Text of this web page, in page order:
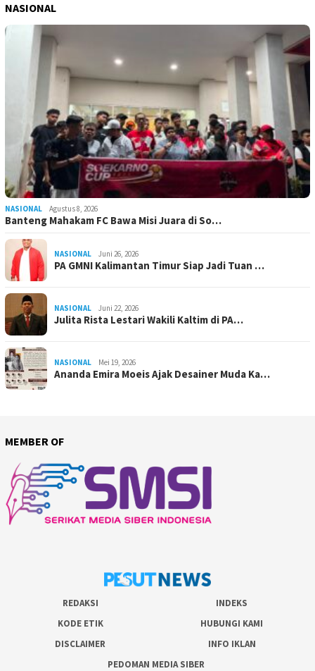
NASIONAL
NASIONAL Agustus 8, 2026
Banteng Mahakam FC Bawa Misi Juara di So…
NASIONAL Juni 26, 2026
PA GMNI Kalimantan Timur Siap Jadi Tuan …
NASIONAL Juni 22, 2026
Julita Rista Lestari Wakili Kaltim di PA…
NASIONAL Mei 19, 2026
Ananda Emira Moeis Ajak Desainer Muda Ka…
MEMBER OF
REDAKSI
INDEKS
KODE ETIK
HUBUNGI KAMI
DISCLAIMER
INFO IKLAN
PEDOMAN MEDIA SIBER